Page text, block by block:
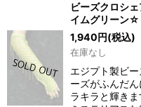
ビーズクロシ
イムグリーン☆
1,940円(税込)
在庫なし
エジプト製ビ
ーズがふんだ
ラキラと輝きま